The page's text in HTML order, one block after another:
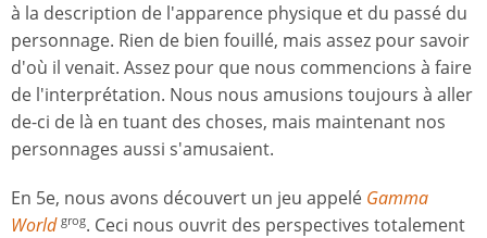
à la description de l'apparence physique et du passé du
personnage. Rien de bien fouillé, mais assez pour savoir
d'où il venait. Assez pour que nous commencions à faire
de l'interprétation. Nous nous amusions toujours à aller
de-ci de là en tuant des choses, mais maintenant nos
personnages aussi s'amusaient.
En 5e, nous avons découvert un jeu appelé Gamma
World grog. Ceci nous ouvrit des perspectives totalement